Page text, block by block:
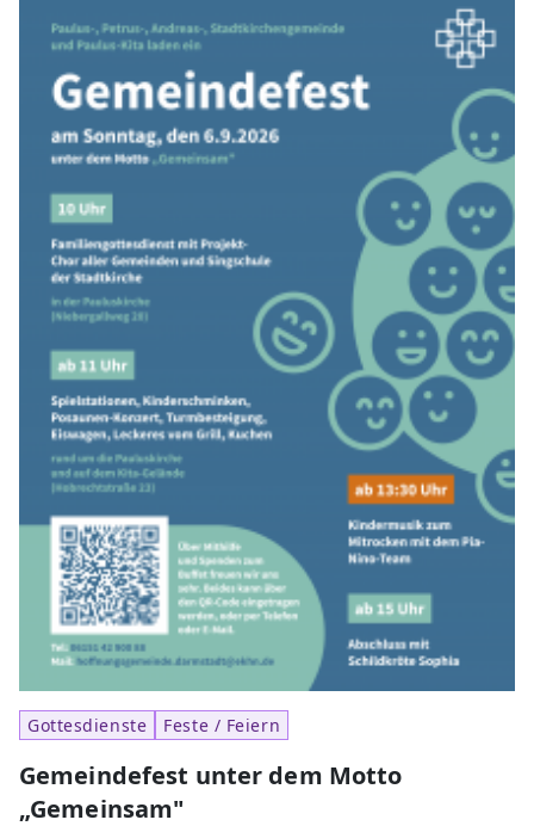
Gottesdienste Feste / Feiern
Gemeindefest unter dem Motto
„Gemeinsam"